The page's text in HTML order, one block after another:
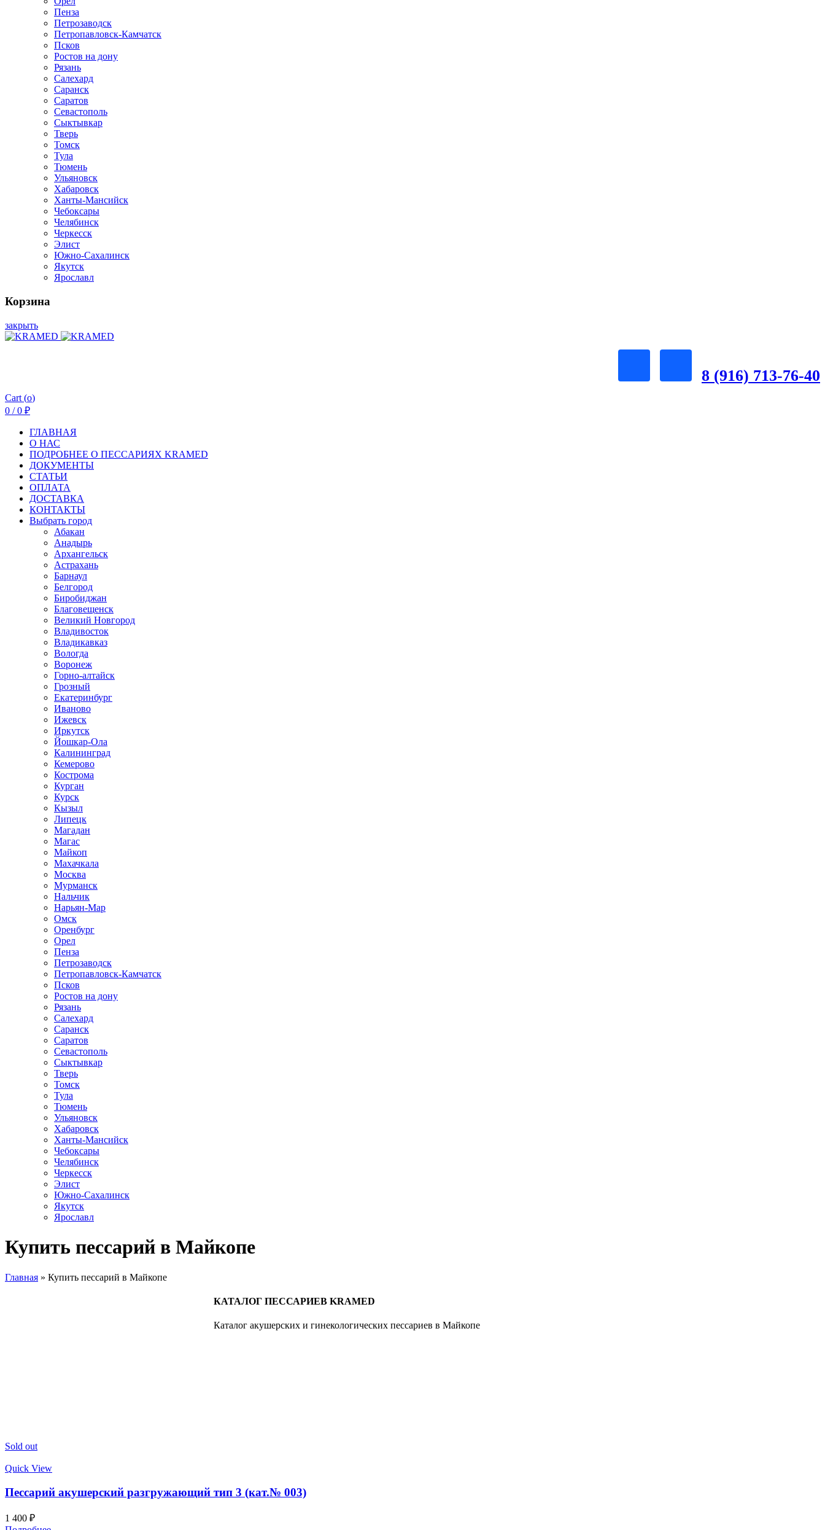
Пенза
Петрозаводск
Петропавловск-Камчатск
Псков
Ростов на дону
Рязань
Салехард
Саранск
Саратов
Севастополь
Сыктывкар
Тверь
Томск
Тула
Тюмень
Ульяновск
Хабаровск
Ханты-Мансийск
Чебоксары
Челябинск
Черкесск
Элист
Южно-Сахалинск
Якутск
Ярославл
Корзина
закрыть
8 (916) 713-76-40
Cart (o)
0 / 0 ₽
ГЛАВНАЯ
О НАС
ПОДРОБНЕЕ О ПEСCАРИЯХ KRAMED
ДОКУМЕНТЫ
СТАТЬИ
ОПЛАТА
ДОСТАВКА
КОНТАКТЫ
Выбрать город
Абакан
Анадырь
Архангельск
Астрахань
Барнаул
Белгород
Биробиджан
Благовещенск
Великий Новгород
Владивосток
Владикавказ
Вологда
Воронеж
Горно-алтайск
Грозный
Екатеринбург
Иваново
Ижевск
Иркутск
Йошкар-Ола
Калининград
Кемерово
Кострома
Курган
Курск
Кызыл
Липецк
Магадан
Магас
Майкоп
Махачкала
Москва
Мурманск
Нальчик
Нарьян-Мар
Омск
Оренбург
Орел
Пенза
Петрозаводск
Петропавловск-Камчатск
Псков
Ростов на дону
Рязань
Салехард
Саранск
Саратов
Севастополь
Сыктывкар
Тверь
Томск
Тула
Тюмень
Ульяновск
Хабаровск
Ханты-Мансийск
Чебоксары
Челябинск
Черкесск
Элист
Южно-Сахалинск
Якутск
Ярославл
Купить пессарий в Майкопе
Главная » Купить пессарий в Майкопе
КАТАЛОГ ПЕССАРИЕВ KRAMED
Каталог акушерских и гинекологических пессариев в Майкопе
Sold out
Quick View
Пессарий акушерский разгружающий тип 3 (кат.№ 003)
1 400 ₽